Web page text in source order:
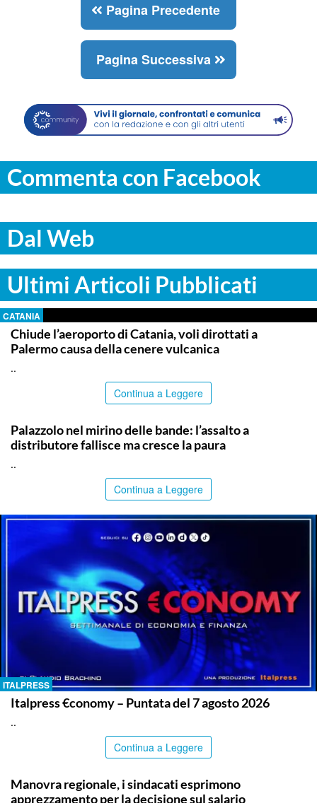
Pagina Precedente
Pagina Successiva
Commenta con Facebook
Dal Web
Ultimi Articoli Pubblicati
CATANIA
Chiude l’aeroporto di Catania, voli dirottati a
Palermo causa della cenere vulcanica
..
Continua a Leggere
Palazzolo nel mirino delle bande: l’assalto a
distributore fallisce ma cresce la paura
..
Continua a Leggere
ITALPRESS
Italpress €conomy – Puntata del 7 agosto 2026
..
Continua a Leggere
Manovra regionale, i sindacati esprimono
apprezzamento per la decisione sul salario